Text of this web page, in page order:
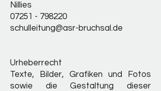
Nillies
07251 - 798220
schulleitung@asr-bruchsal.de
Urheberrecht
Texte, Bilder, Grafiken und Fotos
sowie die Gestaltung dieser